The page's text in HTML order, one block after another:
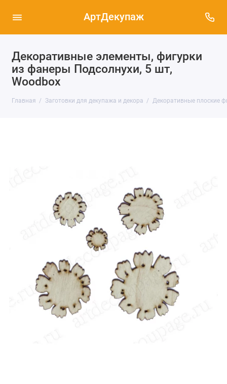
АртДекупаж
Декоративные элементы, фигурки
из фанеры Подсолнухи, 5 шт,
Woodbox
Главная Заготовки для декупажа и декора Декоративные плоские